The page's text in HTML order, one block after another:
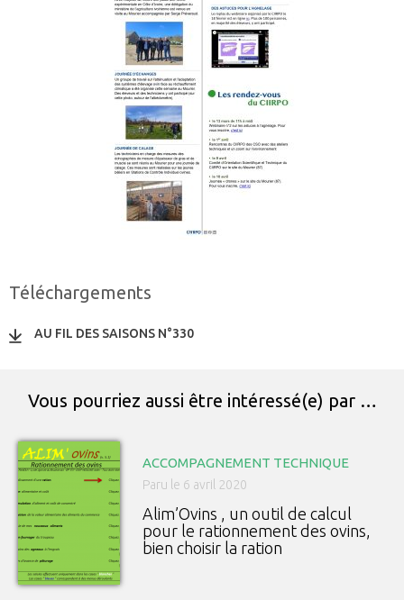
Téléchargements
AU FIL DES SAISONS N°330
Vous pourriez aussi être intéressé(e) par …
ACCOMPAGNEMENT TECHNIQUE
Paru le 6 avril 2020
Alim’Ovins , un outil de calcul
pour le rationnement des ovins,
bien choisir la ration